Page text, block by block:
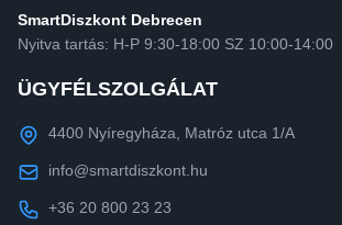
SmartDiszkont Debrecen
Nyitva tartás: H-P 9:30-18:00 SZ 10:00-14:00
ÜGYFÉLSZOLGÁLAT
4400 Nyíregyháza, Matróz utca 1/A
info@smartdiszkont.hu
+36 20 800 23 23